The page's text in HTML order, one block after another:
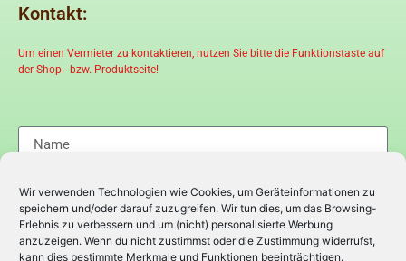
Wir verwenden Technologien wie Cookies, um Geräteinformationen zu
speichern und/oder darauf zuzugreifen. Wir tun dies, um das Browsing-
Erlebnis zu verbessern und um (nicht) personalisierte Werbung
anzuzeigen. Wenn du nicht zustimmst oder die Zustimmung widerrufst,
kann dies bestimmte Merkmale und Funktionen beeinträchtigen.
Kontakt:
Um einen Vermieter zu kontaktieren, nutzen Sie bitte die Funktionstaste auf
der Shop.- bzw. Produktseite!